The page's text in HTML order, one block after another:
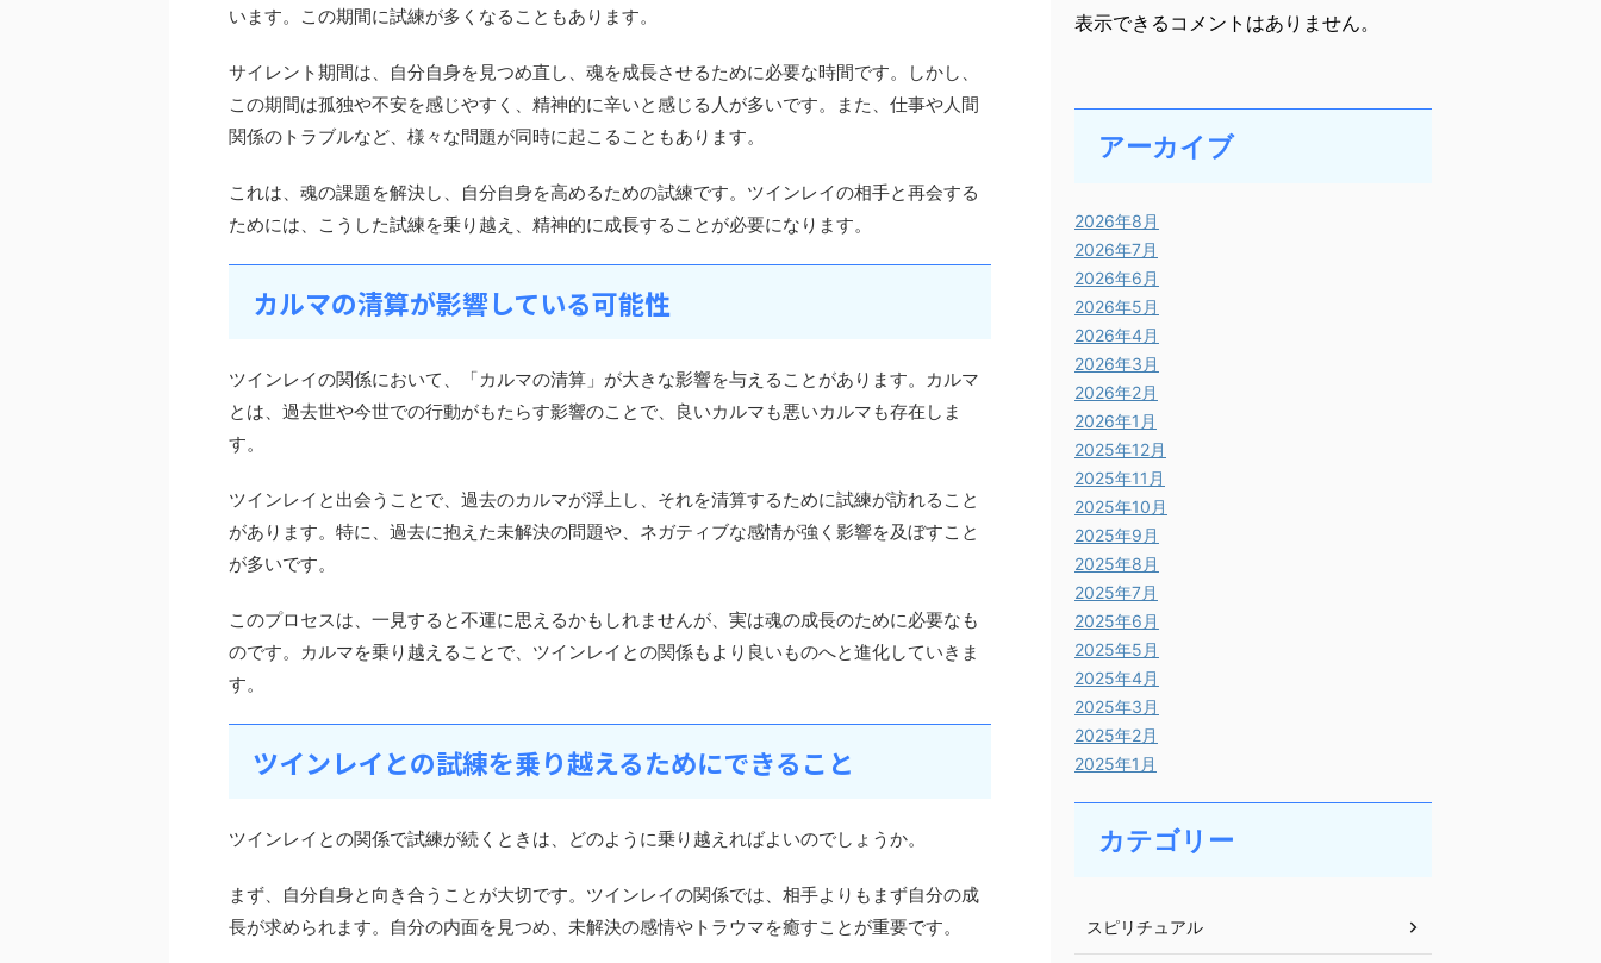
います。この期間に試練が多くなることもあります。
サイレント期間は、自分自身を見つめ直し、魂を成長させるために必要な時間です。しかし、
この期間は孤独や不安を感じやすく、精神的に辛いと感じる人が多いです。また、仕事や人間
関係のトラブルなど、様々な問題が同時に起こることもあります。
これは、魂の課題を解決し、自分自身を高めるための試練です。ツインレイの相手と再会する
ためには、こうした試練を乗り越え、精神的に成長することが必要になります。
カルマの清算が影響している可能性
ツインレイの関係において、「カルマの清算」が大きな影響を与えることがあります。カルマ
とは、過去世や今世での行動がもたらす影響のことで、良いカルマも悪いカルマも存在しま
す。
ツインレイと出会うことで、過去のカルマが浮上し、それを清算するために試練が訪れること
があります。特に、過去に抱えた未解決の問題や、ネガティブな感情が強く影響を及ぼすこと
が多いです。
このプロセスは、一見すると不運に思えるかもしれませんが、実は魂の成長のために必要なも
のです。カルマを乗り越えることで、ツインレイとの関係もより良いものへと進化していきま
す。
ツインレイとの試練を乗り越えるためにできること
ツインレイとの関係で試練が続くときは、どのように乗り越えればよいのでしょうか。
まず、自分自身と向き合うことが大切です。ツインレイの関係では、相手よりもまず自分の成
長が求められます。自分の内面を見つめ、未解決の感情やトラウマを癒すことが重要です。
表示できるコメントはありません。
アーカイブ
2026年8月
2026年7月
2026年6月
2026年5月
2026年4月
2026年3月
2026年2月
2026年1月
2025年12月
2025年11月
2025年10月
2025年9月
2025年8月
2025年7月
2025年6月
2025年5月
2025年4月
2025年3月
2025年2月
2025年1月
カテゴリー
スピリチュアル